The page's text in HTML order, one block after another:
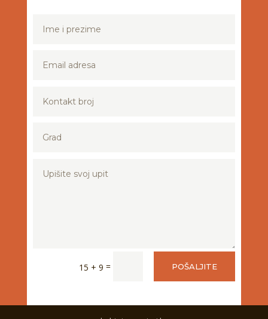
15 + 9 = POŠALJITE